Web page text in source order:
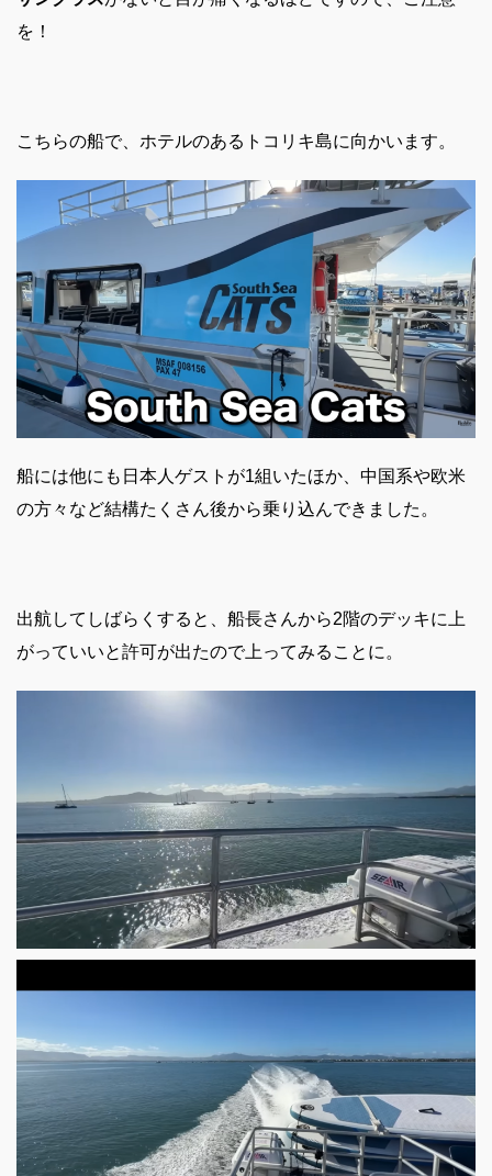
を！
こちらの船で、ホテルのあるトコリキ島に向かいます。
船には他にも日本人ゲストが1組いたほか、中国系や欧米
の方々など結構たくさん後から乗り込んできました。
出航してしばらくすると、船長さんから2階のデッキに上
がっていいと許可が出たので上ってみることに。